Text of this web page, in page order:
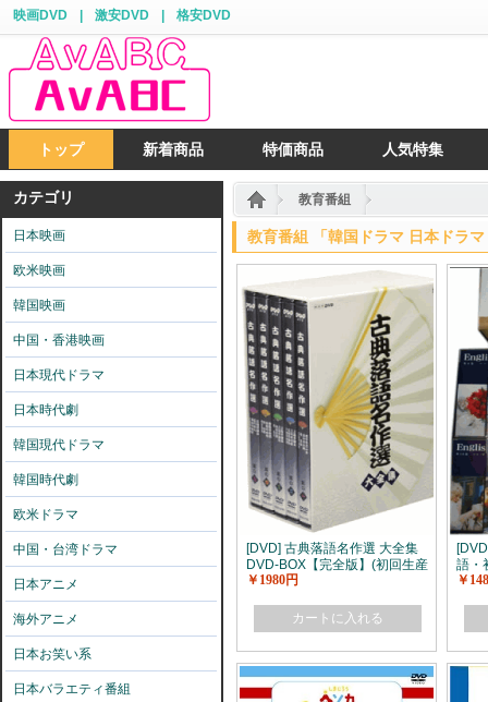
映画DVD 激安DVD 格安DVD
トップ 新着商品 特価商品 人気特集
カテゴリ
日本映画
欧米映画
韓国映画
中国・香港映画
日本現代ドラマ
日本時代劇
韓国現代ドラマ
韓国時代劇
欧米ドラマ
中国・台湾ドラマ
日本アニメ
海外アニメ
日本お笑い系
日本バラエティ番組
教育番組
教育番組 「韓国ドラマ 日本ドラ
[DVD] 古典落語名作選 大全集
DVD-BOX【完全版】(初回生産
限定版)
￥1980円
カートに入れる
語・
￥